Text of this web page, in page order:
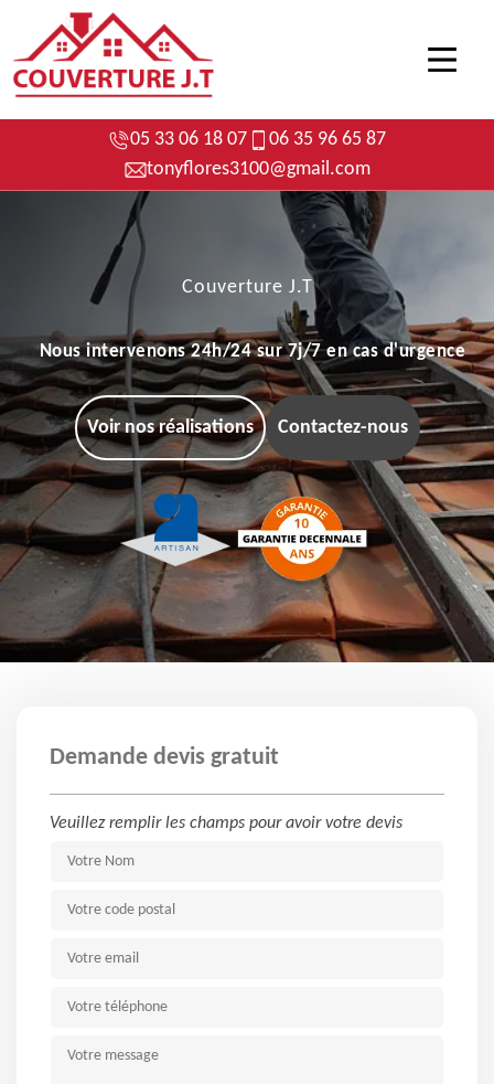
05 33 06 18 07
06 35 96 65 87
tonyflores3100@gmail.com
Couverture J.T
Nous intervenons 24h/24 sur 7j/7 en cas d'urgence
Voir nos réalisations Contactez-nous
Demande devis gratuit
Veuillez remplir les champs pour avoir votre devis